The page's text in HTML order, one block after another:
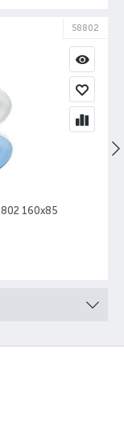
58802
160х85